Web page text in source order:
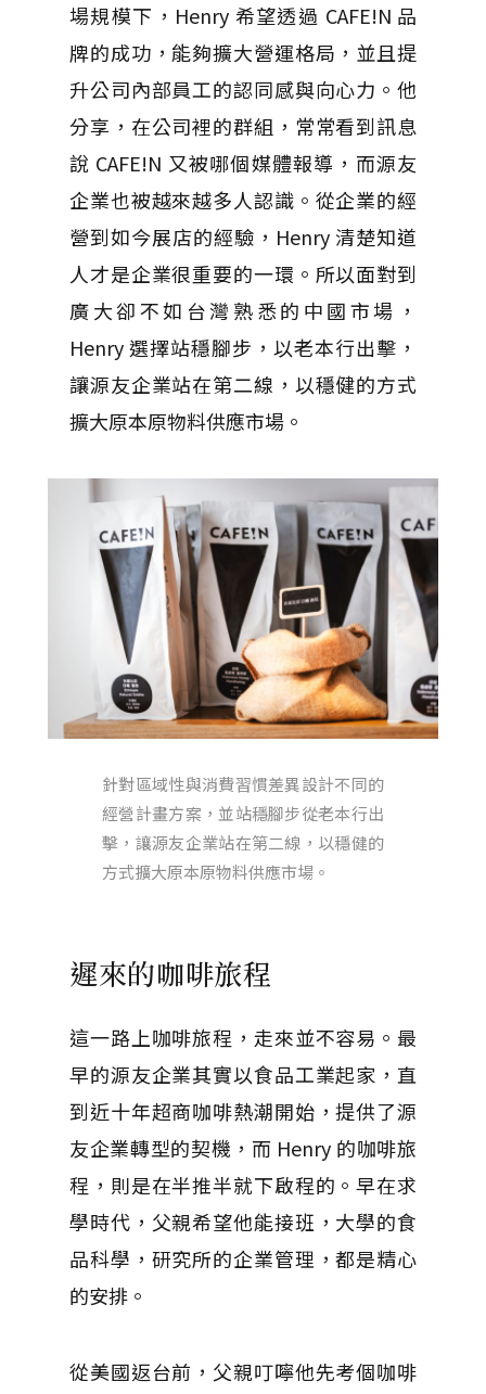
場規模下， Henry 希望透過 CAFE!N 品
牌的成功，能夠擴大營運格局，並且提
升公司內部員工的認同感與向心力。他
分享，在公司裡的群組，常常看到訊息
說 CAFE!N 又被哪個媒體報導，而源友
企業也被越來越多人認識。從企業的經
營到如今展店的經驗， Henry 清楚知道
人才是企業很重要的一環。所以面對到
廣大卻不如台灣熟悉的中國市場，
Henry選擇站穩腳步，以老本行出擊，
讓源友企業站在第二線，以穩健的方式
擴大原本原物料供應市場。
針對區域性與消費習慣差異設計不同的
經營計畫方案，並站穩腳步從老本行出
擊，讓源友企業站在第二線，以穩健的
方式擴大原本原物料供應市場。
遲來的咖啡旅程
這一路上咖啡旅程，走來並不容易。最
早的源友企業其實以食品工業起家，直
到近十年超商咖啡熱潮開始，提供了源
友企業轉型的契機，而 Henry 的咖啡旅
程，則是在半推半就下啟程的。早在求
學時代，父親希望他能接班，大學的食
品科學，研究所的企業管理，都是精心
的安排。
從美國返台前，父親叮嚀他先考個咖啡